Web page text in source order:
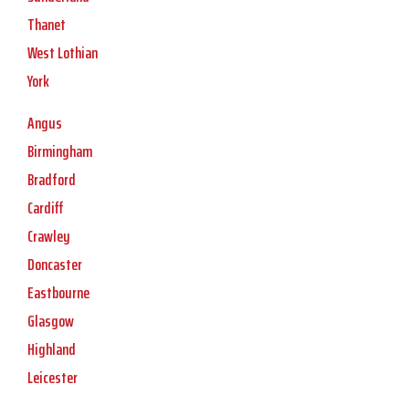
Thanet
West Lothian
York
Angus
Birmingham
Bradford
Cardiff
Crawley
Doncaster
Eastbourne
Glasgow
Highland
Leicester